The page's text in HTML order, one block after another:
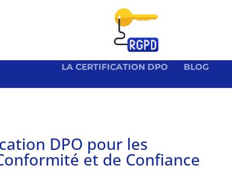
LA CERTIFICATION DPO BLOG
DPO pour les
et de Confiance